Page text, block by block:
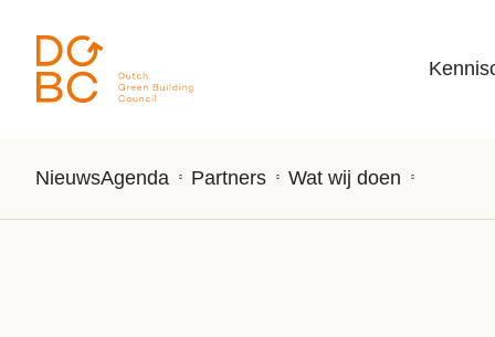
NieuwsAgenda Partners Wat wij doen